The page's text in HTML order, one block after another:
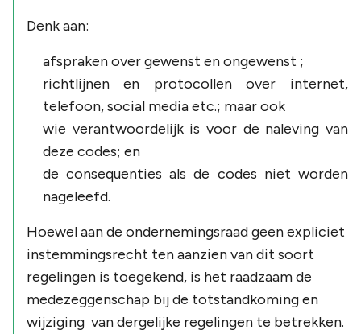
Denk aan:
afspraken over gewenst en ongewenst ;
richtlijnen en protocollen over internet,
telefoon, social media etc.; maar ook
wie verantwoordelijk is voor de naleving van
deze codes; en
de consequenties als de codes niet worden
nageleefd.
Hoewel aan de ondernemingsraad geen expliciet
instemmingsrecht ten aanzien van dit soort
regelingen is toegekend, is het raadzaam de
medezeggenschap bij de totstandkoming en
wijziging van dergelijke regelingen te betrekken.